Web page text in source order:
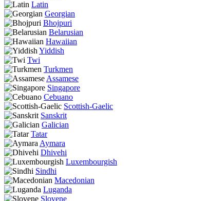
Latin
Georgian
Bhojpuri
Belarusian
Hawaiian
Yiddish
Twi
Turkmen
Assamese
Singapore
Cebuano
Scottish-Gaelic
Sanskrit
Galician
Tatar
Aymara
Dhivehi
Luxembourgish
Sindhi
Macedonian
Luganda
Slovene